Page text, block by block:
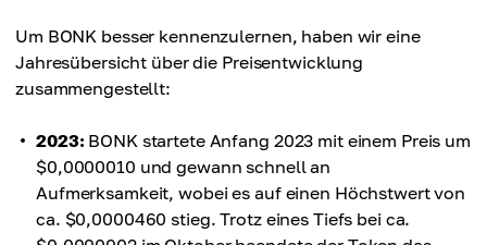
Um BONK besser kennenzulernen, haben wir eine
Jahresübersicht über die Preisentwicklung
zusammengestellt:
2023: BONK startete Anfang 2023 mit einem Preis um
$0,0000010 und gewann schnell an
Aufmerksamkeit, wobei es auf einen Höchstwert von
ca. $0,0000460 stieg. Trotz eines Tiefs bei ca.